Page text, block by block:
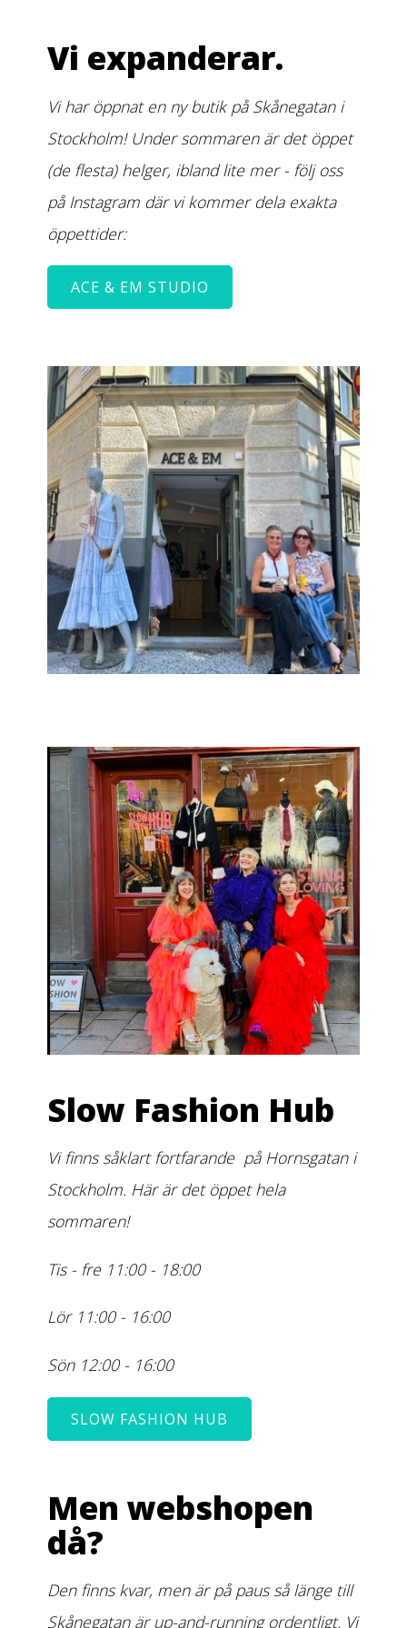
Vi expanderar.
Vi har öppnat en ny butik på Skånegatan i
Stockholm! Under sommaren är det öppet
(de flesta) helger, ibland lite mer - följ oss
på Instagram där vi kommer dela exakta
öppettider:
ACE & EM STUDIO
Slow Fashion Hub
Vi finns såklart fortfarande på Hornsgatan i
Stockholm. Här är det öppet hela
sommaren!
Tis - fre 11:00 - 18:00
Lör 11:00 - 16:00
Sön 12:00 - 16:00
SLOW FASHION HUB
Men webshopen
då?
Den finns kvar, men är på paus så länge till
Skånegatan är up-and-running ordentligt. Vi